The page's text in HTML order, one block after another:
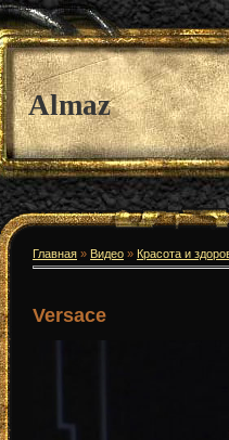
Almaz
Главная » Видео » Красота и
Versace